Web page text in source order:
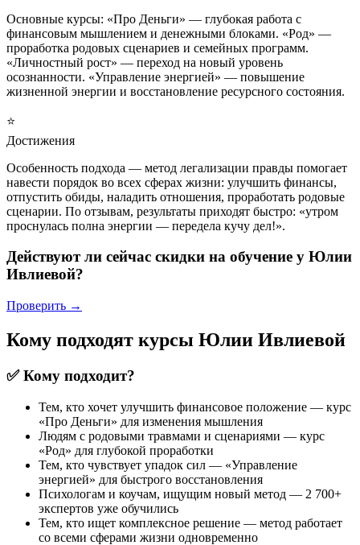
Основные курсы: «Про Деньги» — глубокая работа с
финансовым мышлением и денежными блоками. «Род» —
проработка родовых сценариев и семейных программ.
«Личностный рост» — переход на новый уровень
осознанности. «Управление энергией» — повышение
жизненной энергии и восстановление ресурсного состояния.
⭐
Достижения
Особенность подхода — метод легализации правды помогает
навести порядок во всех сферах жизни: улучшить финансы,
отпустить обиды, наладить отношения, проработать родовые
сценарии. По отзывам, результаты приходят быстро: «утром
проснулась полна энергии — передела кучу дел!».
Действуют ли сейчас скидки на обучение у Юлии
Ивлиевой?
Проверить →
Кому подходят курсы Юлии Ивлиевой
✅ Кому подходит?
Тем, кто хочет улучшить финансовое положение — курс
«Про Деньги» для изменения мышления
Людям с родовыми травмами и сценариями — курс
«Род» для глубокой проработки
Тем, кто чувствует упадок сил — «Управление
энергией» для быстрого восстановления
Психологам и коучам, ищущим новый метод — 2 700+
экспертов уже обучились
Тем, кто ищет комплексное решение — метод работает
со всеми сферами жизни одновременно